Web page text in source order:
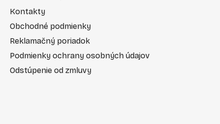
Kontakty
Obchodné podmienky
Reklamačný poriadok
Podmienky ochrany osobných údajov
Odstúpenie od zmluvy